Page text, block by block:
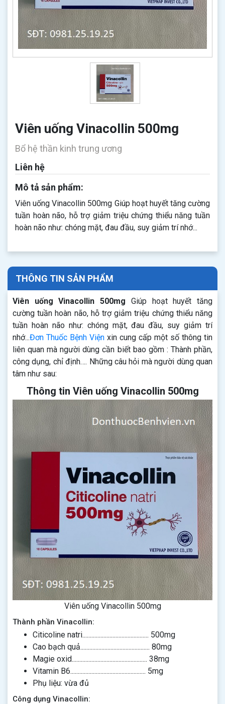
Viên uống Vinacollin 500mg
Bổ hệ thần kinh trung ương
Liên hệ
Mô tả sản phẩm:
Viên uống Vinacollin 500mg​​​​​​​ Giúp hoạt huyết tăng cường
tuần hoàn não, hỗ trợ giảm triệu chứng thiểu năng tuần
hoàn não như: chóng mặt, đau đầu, suy giảm trí nhớ...
THÔNG TIN SẢN PHẨM
Viên uống Vinacollin 500mg Giúp hoạt huyết tăng
cường tuần hoàn não, hỗ trợ giảm triệu chứng thiểu năng
tuần hoàn não như: chóng mặt, đau đầu, suy giảm trí
nhớ...Đơn Thuốc Bệnh Viện xin cung cấp một số thông tin
liên quan mà người dùng cần biết bao gồm : Thành phần,
công dụng, chỉ định…. Những câu hỏi mà người dùng quan
tâm như sau:
Thông tin Viên uống Vinacollin 500mg
Viên uống Vinacollin 500mg
Thành phần Vinacollin:
Citicoline natri............................................ 500mg
Cao bạch quả.............................................. 80mg
Magie oxid.................................................. 38mg
Vitamin B6.................................................. 5mg
Phụ liệu: vừa đủ
Công dụng Vinacollin: